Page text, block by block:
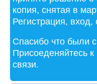
копия, снятая в
Регистрация,
Спасибо что были
Присоеденяйтесь
связи.